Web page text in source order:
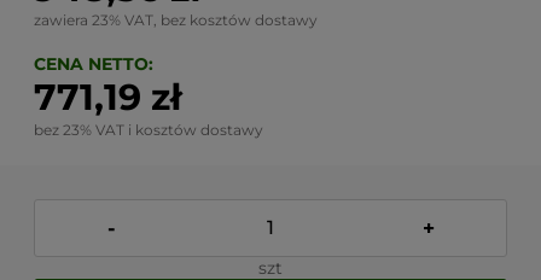
zawiera 23% VAT, bez kosztów dostawy
CENA NETTO:
771,19 zł
bez 23% VAT i kosztów dostawy
- +
szt